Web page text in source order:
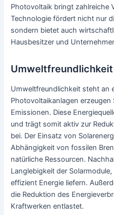
Photovoltaik bringt zahlreiche
Technologie fördert nicht nur
sondern bietet auch
Hausbesitzer und
Umweltfreundlichkeit steht an
Photovoltaikanlagen
Emissionen. Diese
und trägt somit aktiv zur
bei. Der Einsatz von
Abhängigkeit von fossilen
natürliche Ressourcen.
Langlebigkeit der
effizient Energie liefern.
die Reduktion des
Kraftwerken entlastet.